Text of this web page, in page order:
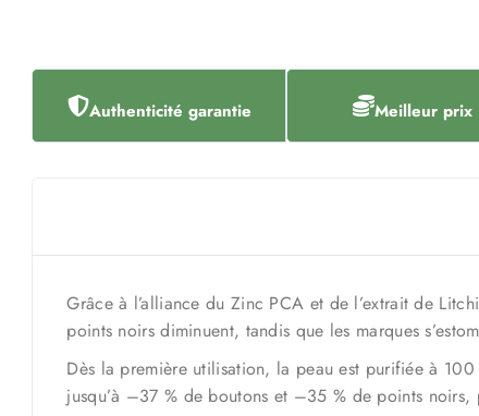
Authenticité garantie Meilleur prix
Grâce à l’alliance du Zinc PCA et de l’extrait de
points noirs diminuent, tandis que les marques
Dès la première utilisation, la peau est purifiée à
jusqu’à –37 % de boutons et –35 % de points